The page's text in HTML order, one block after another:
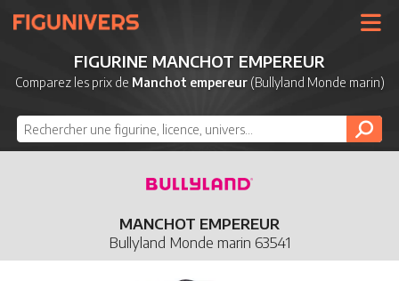
UNIVERS
LICENCES
NOUVEAUTÉS
DERNIERS AJOUTS
FIGURINE MANCHOT EMPEREUR
Comparez les prix de Manchot empereur(Bullyland Monde marin)
MANCHOT EMPEREUR
Bullyland Monde marin 63541